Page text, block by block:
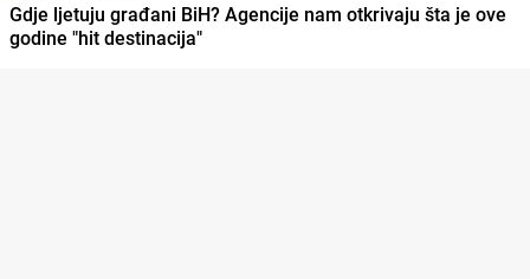
Gdje ljetuju građani BiH? Agencije nam otkrivaju šta je ove
godine "hit destinacija"